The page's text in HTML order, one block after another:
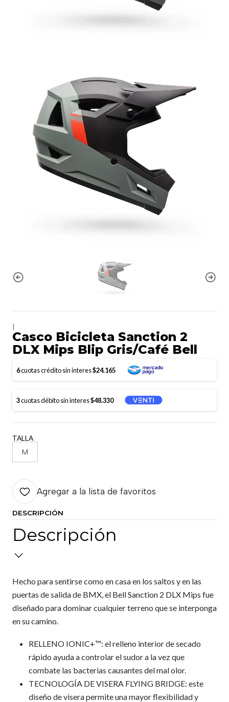
Casco Bicicleta Sanction 2
DLX Mips Blip Gris/Café Bell
6cuotas crédito sin interes$24.165
3cuotas débito sin interes$48.330
TALLA
M
Agregar a la lista de favoritos
DESCRIPCIÓN
Descripción
Hecho para sentirse como en casa en los saltos y en las
puertas de salida de BMX, el Bell Sanction 2 DLX Mips fue
diseñado para dominar cualquier terreno que se interponga
en su camino.
RELLENO IONIC+™: el relleno interior de secado
rápido ayuda a controlar el sudor a la vez que
combate las bacterias causantes del mal olor.
TECNOLOGÍA DE VISERA FLYING BRIDGE: este
diseño de visera permite una mayor flexibilidad y